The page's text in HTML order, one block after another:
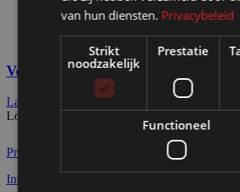
View Large
Pop-up store en retail
Verkoopbalies voor white goblin
Laad meer projecten
Loading...
Producten
Inspiratie
van hun diensten. Privacybeleid
Strikt
noodzakelijk
Prestatie
Functioneel